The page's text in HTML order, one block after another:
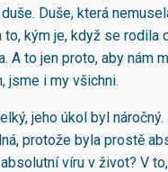
Duše, která
to, kým je, když se rodila
A to jen proto, aby nám
jsme i my všichni.
jeho úkol byl
protože byla prostě
víru v život? V